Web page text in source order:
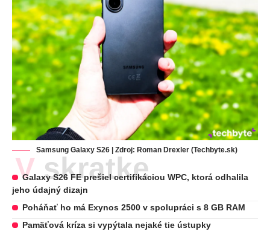
Samsung Galaxy S26 | Zdroj: Roman Drexler (Techbyte.sk)
V skratke
Galaxy S26 FE prešiel certifikáciou WPC, ktorá odhalila
jeho údajný dizajn
Poháňať ho má Exynos 2500 v spolupráci s 8 GB RAM
Pamäťová kríza si vypýtala nejaké tie ústupky